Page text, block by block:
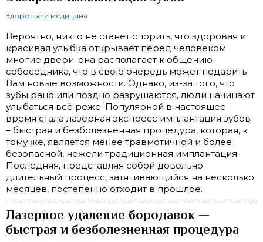
Здоровье и медицина
Вероятно, никто не станет спорить, что здоровая и
красивая улыбка открывает перед человеком
многие двери: она располагает к общению
собеседника, что в свою очередь может подарить
Вам новые возможности. Однако, из-за того, что
зубы рано или поздно разрушаются, люди начинают
улыбаться всё реже. Популярной в настоящее
время стала лазерная экспресс имплантация зубов
– быстрая и безболезненная процедура, которая, к
тому же, является менее травмотичной и более
безопасной, нежели традиционная имплантация.
Последняя, представляя собой довольно
длительный процесс, затягивающийся на несколько
месяцев, постепенно отходит в прошлое.
Лазерное удаление бородавок —
быстрая и безболезненная процедура